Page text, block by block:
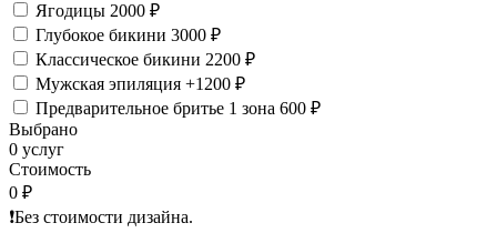
Ягодицы 2000 ₽
Глубокое бикини 3000 ₽
Классическое бикини 2200 ₽
Мужская эпиляция +1200 ₽
Предварительное бритье 1 зона 600 ₽
Выбрано
0 услуг
Стоимость
0 ₽
❗️Без стоимости дизайна.